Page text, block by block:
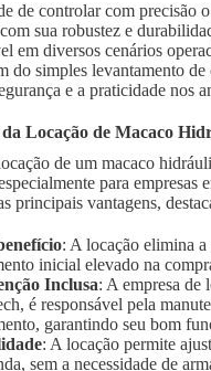
de controlar com precisão
sua robustez e
em diversos cenários
do simples levantamento
e a praticidade nos
Locação de Macaco
de um macaco
para empresas
principais vantagens,
: A locação elimina a
inicial elevado na
Inclusa: A empresa de
é responsável pela
garantindo seu bom
: A locação permite
sem a necessidade de